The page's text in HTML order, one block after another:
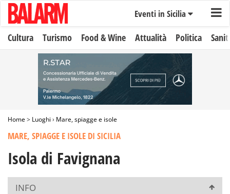
Eventi in Sicilia
Cultura Turismo Food & Wine Attualità Politica
Home> Luoghi › Mare, spiagge e isole
MARE, SPIAGGE E ISOLE DI SICILIA
Isola di Favignana
INFO